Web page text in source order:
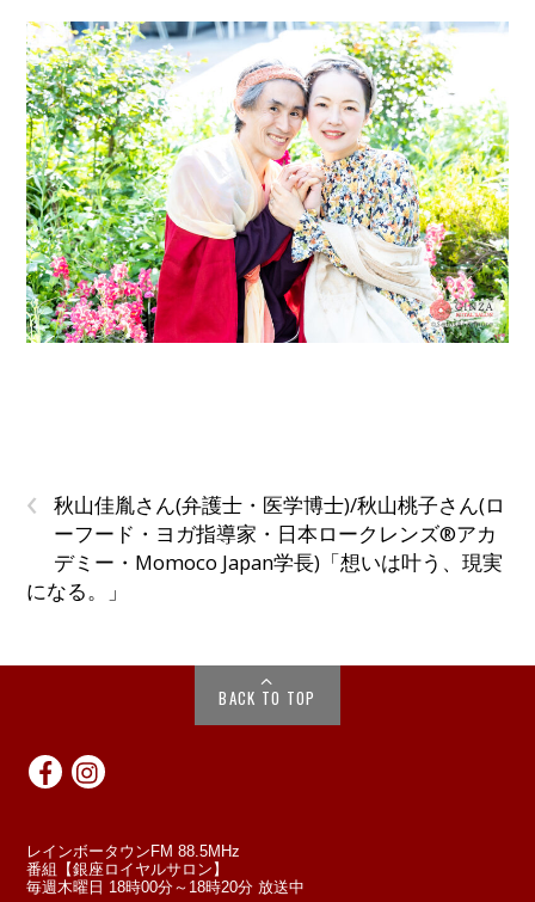
‹
秋山佳胤さん(弁護士・医学博士)/秋山桃子さん(ロ
ーフード・ヨガ指導家・日本ロークレンズ®︎アカ
デミー・Momoco Japan学長)「想いは叶う、現実
になる。」
BACK TO TOP
レインボータウンFM 88.5MHz
番組【銀座ロイヤルサロン】
毎週木曜日 18時00分～18時20分 放送中